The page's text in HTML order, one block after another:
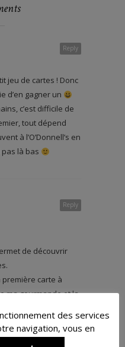
Reply
jeu de cartes ! Donc
d’en gagner un
c’est difficile de
tout dépend
à l’O’Donnell’s en
là bas
Reply
de découvrir
première carte à
ma gourmande et la
continuation
des services
navigation, vous en